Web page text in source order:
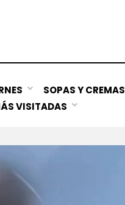
SOPAS Y CREMAS
VISITADAS